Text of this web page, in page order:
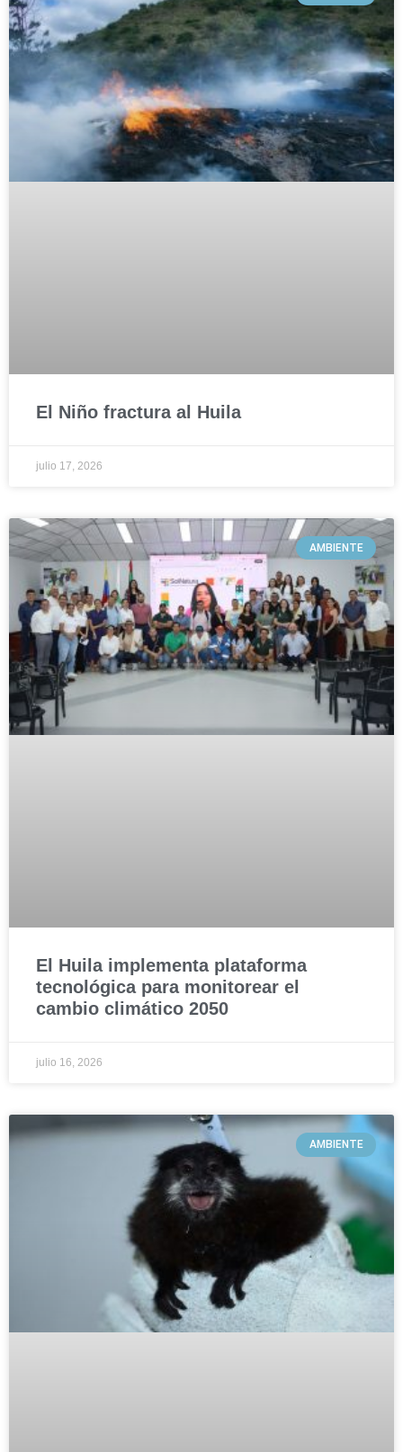
El Niño fractura al Huila
julio 17, 2026
AMBIENTE
El Huila implementa plataforma
tecnológica para monitorear el
cambio climático 2050
julio 16, 2026
AMBIENTE